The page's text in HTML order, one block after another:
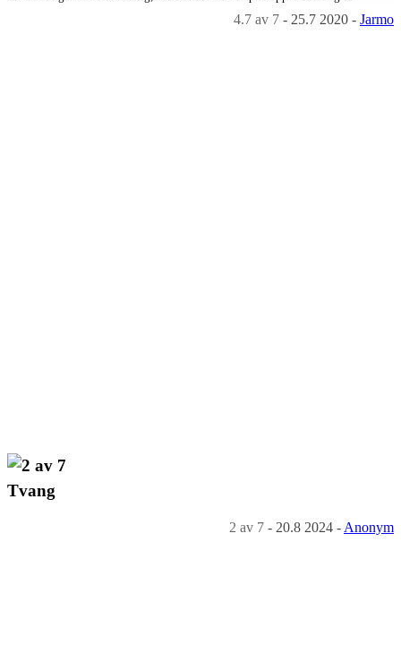
4.7 av 7 - 25.7 2020 - Jarmo
Tvang
2 av 7 - 20.8 2024 - Anonym